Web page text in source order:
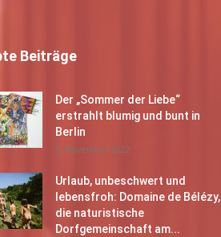
Beiträge
Der „Sommer der Liebe“
erstrahlt blumig und bunt in
Berlin
3. November 2022
Urlaub, unbeschwert und
lebensfroh: Domaine de Bélézy,
die naturistische
Dorfgemeinschaft am...